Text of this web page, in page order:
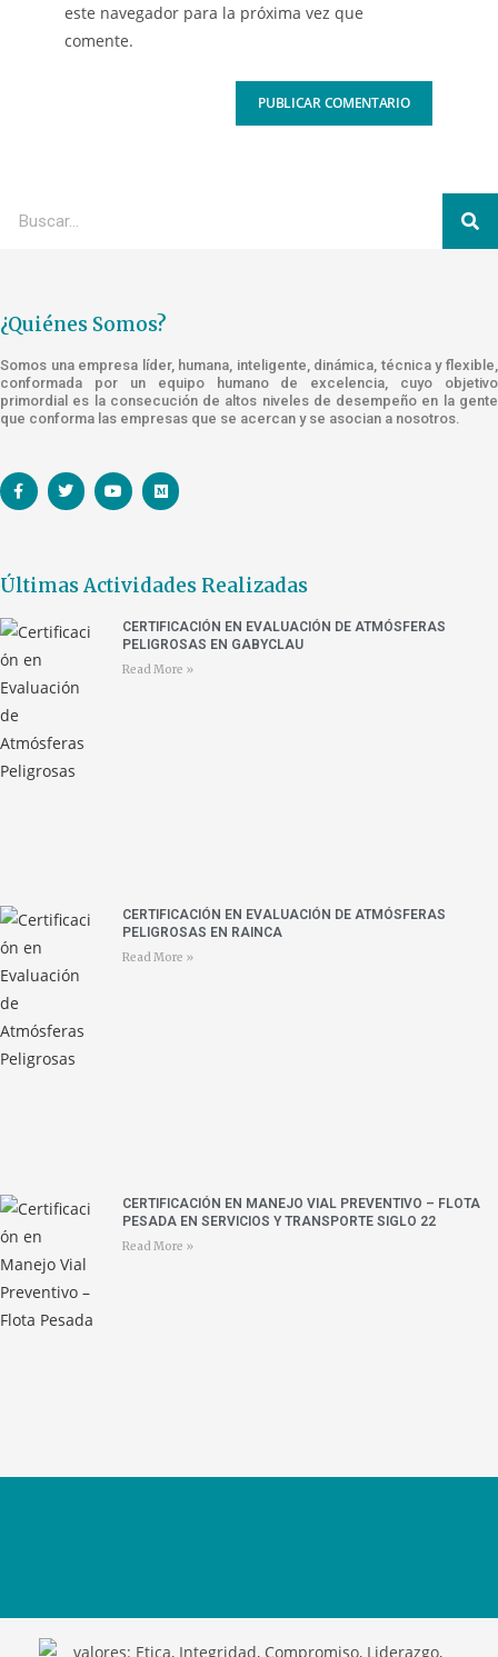
este navegador para la próxima vez que
comente.
¿Quiénes Somos?
Somos una empresa líder, humana, inteligente, dinámica, técnica y flexible,
conformada por un equipo humano de excelencia, cuyo objetivo
primordial es la consecución de altos niveles de desempeño en la gente
que conforma las empresas que se acercan y se asocian a nosotros.
Últimas Actividades Realizadas
CERTIFICACIÓN EN EVALUACIÓN DE ATMÓSFERAS
PELIGROSAS EN GABYCLAU
Read More »
CERTIFICACIÓN EN EVALUACIÓN DE ATMÓSFERAS
PELIGROSAS EN RAINCA
Read More »
CERTIFICACIÓN EN MANEJO VIAL PREVENTIVO – FLOTA
PESADA EN SERVICIOS Y TRANSPORTE SIGLO 22
Read More »